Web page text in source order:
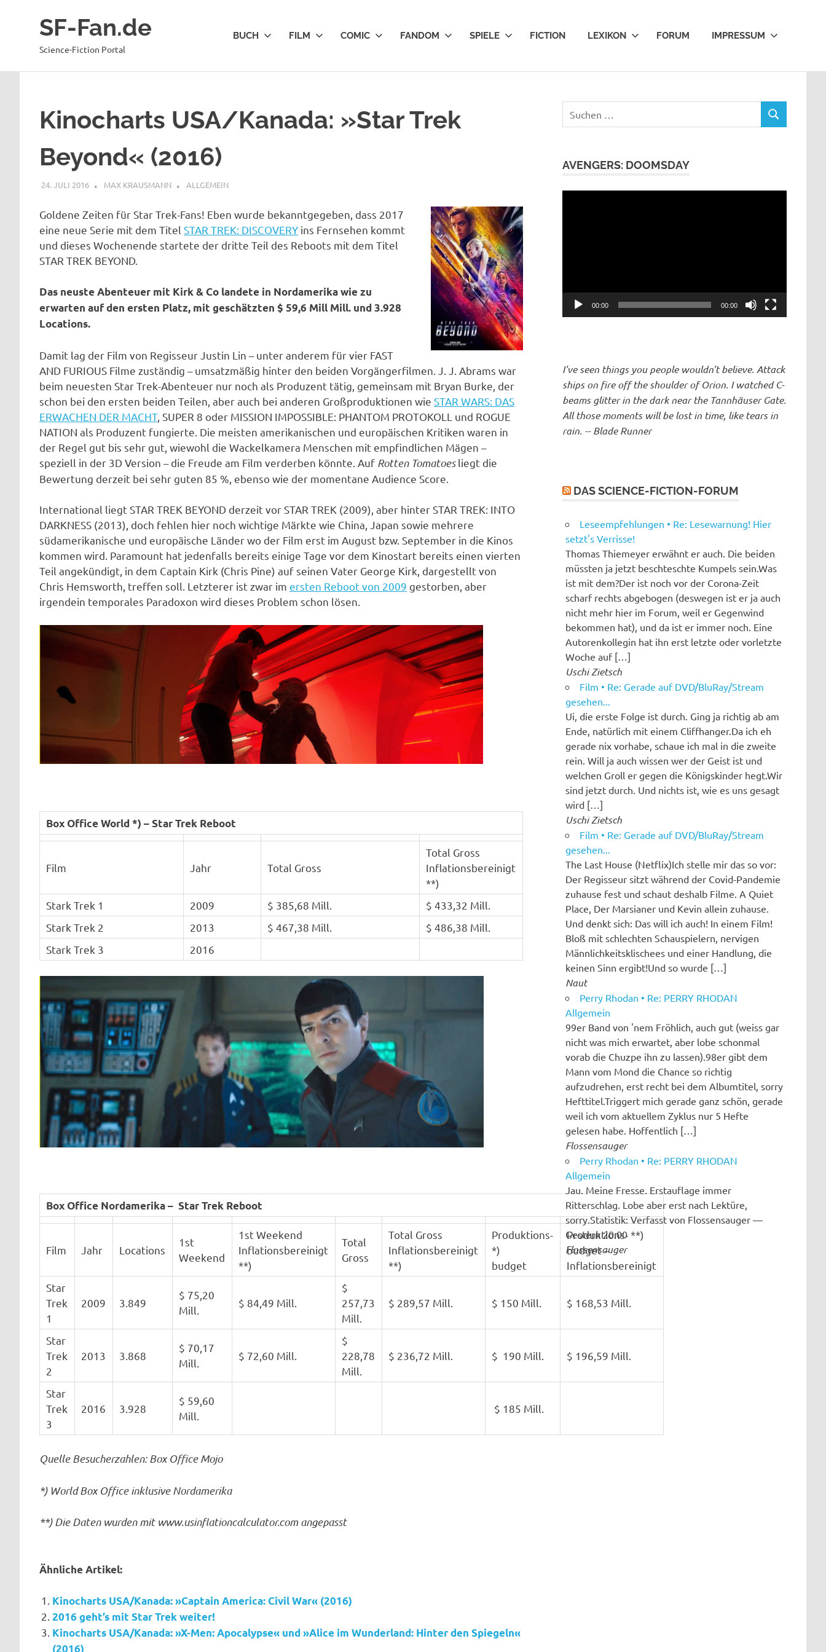
SF-Fan.de
Science-Fiction Portal
BUCH FILM COMIC FANDOM SPIELE FICTION LEXIKON FORUM IMPRESSUM
Kinocharts USA/Kanada: »Star Trek
Beyond« (2016)
24. JULI 2016 MAX KRAUSMANN ALLGEMEIN
Goldene Zeiten für Star Trek-Fans! Eben wurde bekanntgegeben, dass 2017
eine neue Serie mit dem Titel STAR TREK: DISCOVERY ins Fernsehen kommt
und dieses Wochenende startete der dritte Teil des Reboots mit dem Titel
STAR TREK BEYOND.
Das neuste Abenteuer mit Kirk & Co landete in Nordamerika wie zu
erwarten auf den ersten Platz, mit geschätzten $ 59,6 Mill Mill. und 3.928
Locations.
Damit lag der Film von Regisseur Justin Lin – unter anderem für vier FAST
AND FURIOUS Filme zuständig – umsatzmäßig hinter den beiden Vorgängerfilmen. J. J. Abrams war
beim neuesten Star Trek-Abenteuer nur noch als Produzent tätig, gemeinsam mit Bryan Burke, der
schon bei den ersten beiden Teilen, aber auch bei anderen Großproduktionen wie STAR WARS: DAS
ERWACHEN DER MACHT, SUPER 8 oder MISSION IMPOSSIBLE: PHANTOM PROTOKOLL und ROGUE
NATION als Produzent fungierte. Die meisten amerikanischen und europäischen Kritiken waren in
der Regel gut bis sehr gut, wiewohl die Wackelkamera Menschen mit empfindlichen Mägen –
speziell in der 3D Version – die Freude am Film verderben könnte. Auf Rotten Tomatoesliegt die
Bewertung derzeit bei sehr guten 85 %, ebenso wie der momentane Audience Score.
International liegt STAR TREK BEYOND derzeit vor STAR TREK (2009), aber hinter STAR TREK: INTO
DARKNESS (2013), doch fehlen hier noch wichtige Märkte wie China, Japan sowie mehrere
südamerikanische und europäische Länder wo der Film erst im August bzw. September in die Kinos
kommen wird. Paramount hat jedenfalls bereits einige Tage vor dem Kinostart bereits einen vierten
Teil angekündigt, in dem Captain Kirk (Chris Pine) auf seinen Vater George Kirk, dargestellt von
Chris Hemsworth, treffen soll. Letzterer ist zwar im ersten Reboot von 2009 gestorben, aber
irgendein temporales Paradoxon wird dieses Problem schon lösen.
Box Office World *) – Star Trek Reboot
Film Jahr Total Gross
Total Gross
Inflationsbereinigt
**)
Stark Trek 1
2009 $ 385,68 Mill.
$ 433,32 Mill.
Stark Trek 2
2013 $ 467,38 Mill.
$ 486,38 Mill.
Stark Trek 3
2016
Box Office Nordamerika – Star Trek Reboot
Film Jahr Locations
1st
Weekend
1st Weekend
Inflationsbereinigt
**)
Total
Gross
Total Gross
Inflationsbereinigt
**)
Produktions-
*)
budget
Produktions- **)
budget –
Inflationsbereinigt
Star
Trek
1
2009 3.849
$ 75,20
Mill.
$ 84,49 Mill.
$
257,73
Mill.
$ 289,57 Mill. $ 150 Mill. $ 168,53 Mill.
Star
Trek
2
2013 3.868
$ 70,17
Mill.
$ 72,60 Mill.
$
228,78
Mill.
$ 236,72 Mill. $ 190 Mill. $ 196,59 Mill.
Star
Trek
3
2016 3.928
$ 59,60
Mill.
$ 185 Mill.
Quelle Besucherzahlen: Box Office Mojo
*) World Box Office inklusive Nordamerika
**) Die Daten wurden mit www.usinflationcalculator.com angepasst
Ähnliche Artikel:
Kinocharts USA/Kanada: »Captain America: Civil War« (2016)
2016 geht’s mit Star Trek weiter!
Kinocharts USA/Kanada: »X-Men: Apocalypse« und »Alice im Wunderland: Hinter den Spiegeln«
(2016)
nach:
SUCHEN
AVENGERS: DOOMSDAY
00:00 00:00
I've seen things you people wouldn't believe. Attack
ships on fire off the shoulder of Orion. I watched C-
beams glitter in the dark near the Tannhäuser Gate.
All those moments will be lost in time, like tears in
rain. -- Blade Runner
DAS SCIENCE-FICTION-FORUM
Leseempfehlungen • Re: Lesewarnung! Hier
setzt's Verrisse!
Thomas Thiemeyer erwähnt er auch. Die beiden
müssten ja jetzt beschteschte Kumpels sein.Was
ist mit dem?Der ist noch vor der Corona-Zeit
scharf rechts abgebogen (deswegen ist er ja auch
nicht mehr hier im Forum, weil er Gegenwind
bekommen hat), und da ist er immer noch. Eine
Autorenkollegin hat ihn erst letzte oder vorletzte
Woche auf […]
Uschi Zietsch
Film • Re: Gerade auf DVD/BluRay/Stream
gesehen...
Ui, die erste Folge ist durch. Ging ja richtig ab am
Ende, natürlich mit einem Cliffhanger.Da ich eh
gerade nix vorhabe, schaue ich mal in die zweite
rein. Will ja auch wissen wer der Geist ist und
welchen Groll er gegen die Königskinder hegt.Wir
sind jetzt durch. Und nichts ist, wie es uns gesagt
wird […]
Uschi Zietsch
Film • Re: Gerade auf DVD/BluRay/Stream
gesehen...
The Last House (Netflix)Ich stelle mir das so vor:
Der Regisseur sitzt während der Covid-Pandemie
zuhause fest und schaut deshalb Filme. A Quiet
Place, Der Marsianer und Kevin allein zuhause.
Und denkt sich: Das will ich auch! In einem Film!
Bloß mit schlechten Schauspielern, nervigen
Männlichkeitsklischees und einer Handlung, die
keinen Sinn ergibt!Und so wurde […]
Naut
Perry Rhodan • Re: PERRY RHODAN
Allgemein
99er Band von 'nem Fröhlich, auch gut (weiss gar
nicht was mich erwartet, aber lobe schonmal
vorab die Chuzpe ihn zu lassen).98er gibt dem
Mann vom Mond die Chance so richtig
aufzudrehen, erst recht bei dem Albumtitel, sorry
Hefttitel.Triggert mich gerade ganz schön, gerade
weil ich vom aktuellem Zyklus nur 5 Hefte
gelesen habe. Hoffentlich […]
Flossensauger
Perry Rhodan • Re: PERRY RHODAN
Allgemein
Jau. Meine Fresse. Erstauflage immer
Ritterschlag. Lobe aber erst nach Lektüre,
sorry.Statistik: Verfasst von Flossensauger —
Gestern 20:00
Flossensauger